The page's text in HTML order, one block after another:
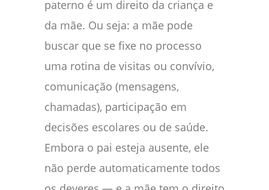
paterno é um direito da criança e
da mãe. Ou seja: a mãe pode
buscar que se fixe no processo
uma rotina de visitas ou convívio,
comunicação (mensagens,
chamadas), participação em
decisões escolares ou de saúde.
Embora o pai esteja ausente, ele
não perde automaticamente todos